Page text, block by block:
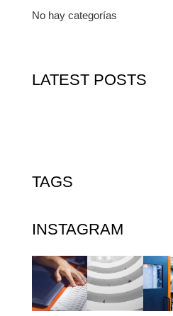
No hay categorías
LATEST POSTS
TAGS
INSTAGRAM